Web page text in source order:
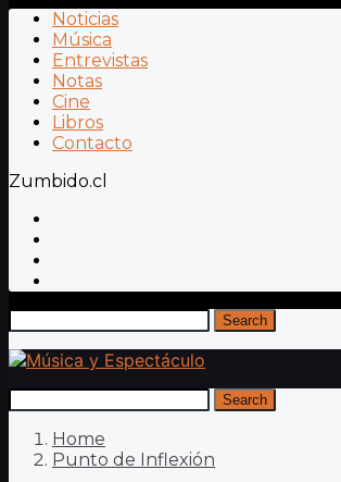
Noticias
Música
Entrevistas
Notas
Cine
Libros
Contacto
Zumbido.cl
Search
Search
Home
Punto de Inflexión